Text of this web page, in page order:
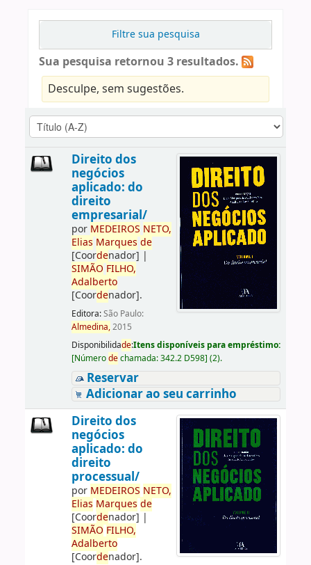
Filtre sua pesquisa
Sua pesquisa retornou 3 resultados.
Desculpe, sem sugestões.
Direito dos
negócios
aplicado: do
direito
empresarial/
por MEDEIROS NETO,
Elias Marques de
[Coordenador] |
SIMÃO FILHO,
Adalberto
[Coordenador].
Editora:São Paulo:
Almedina,2015
Disponibilidade:Itens disponíveis para empréstimo:
[Númerodechamada:342.2 D598] (2).
Reservar
Adicionar ao seu carrinho
Direito dos
negócios
aplicado: do
direito
processual/
por MEDEIROS NETO,
Elias Marques de
[Coordenador] |
SIMÃO FILHO,
Adalberto
[Coordenador].